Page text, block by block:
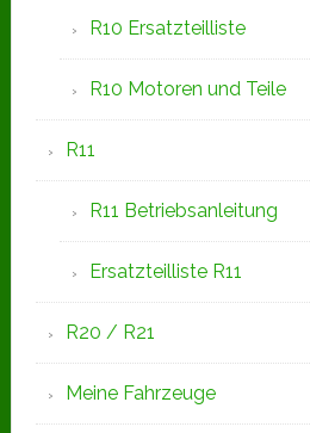
R10 Ersatzteilliste
R10 Motoren und Teile
R11
R11 Betriebsanleitung
Ersatzteilliste R11
R20 / R21
Meine Fahrzeuge